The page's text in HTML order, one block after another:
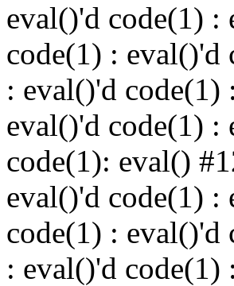
eval()'d code(1) :
code(1) : eval()'d
: eval()'d code(1)
eval()'d code(1) :
code(1): eval()
eval()'d code(1) :
code(1) : eval()'d
: eval()'d code(1)